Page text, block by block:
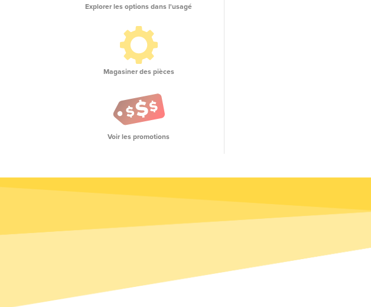
Explorer les options dans l'usagé
Magasiner des pièces
Voir les promotions